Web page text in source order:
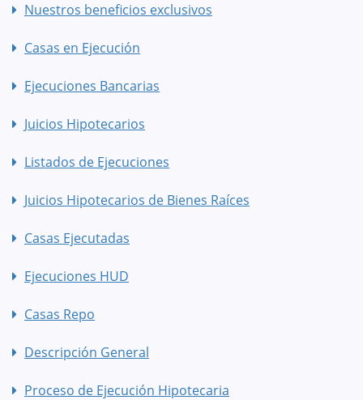
Nuestros beneficios exclusivos
Casas en Ejecución
Ejecuciones Bancarias
Juicios Hipotecarios
Listados de Ejecuciones
Juicios Hipotecarios de Bienes Raíces
Casas Ejecutadas
Ejecuciones HUD
Casas Repo
Descripción General
Proceso de Ejecución Hipotecaria